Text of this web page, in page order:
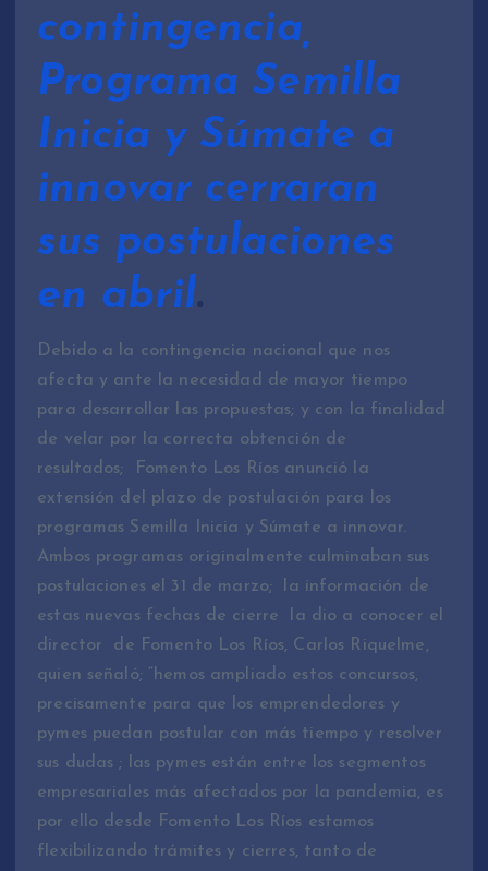
contingencia,
Programa Semilla
Inicia y Súmate a
innovar cerraran
sus postulaciones
en abril
Debido a la contingencia nacional que nos
afecta y ante la necesidad de mayor tiempo
para desarrollar las propuestas; y con la finalidad
de velar por la correcta obtención de
resultados; Fomento Los Ríos anunció la
extensión del plazo de postulación para los
programas Semilla Inicia y Súmate a innovar.
Ambos programas originalmente culminaban sus
postulaciones el 31 de marzo; la información de
estas nuevas fechas de cierre la dio a conocer el
director de Fomento Los Ríos, Carlos Riquelme,
quien señaló; “hemos ampliado estos concursos,
precisamente para que los emprendedores y
pymes puedan postular con más tiempo y resolver
sus dudas ; las pymes están entre los segmentos
empresariales más afectados por la pandemia, es
por ello desde Fomento Los Ríos estamos
flexibilizando trámites y cierres, tanto de